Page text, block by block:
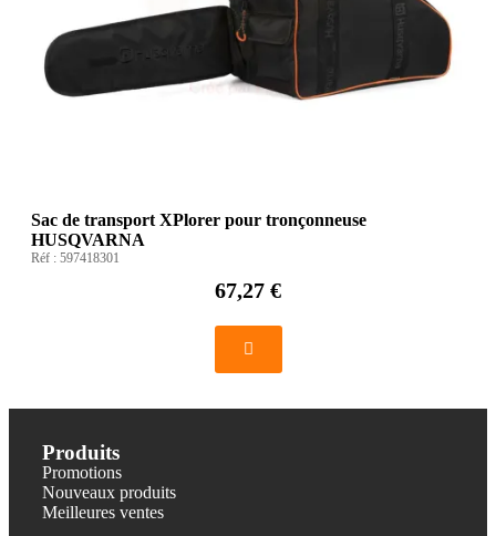
Sac de transport XPlorer pour tronçonneuse
HUSQVARNA
Réf : 597418301
67,27 €
Produits
Promotions
Nouveaux produits
Meilleures ventes